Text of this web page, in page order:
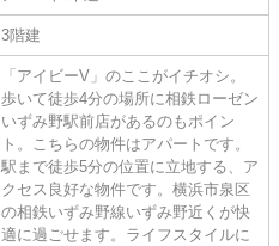
3階建
「アイビーV」のここがイチオシ。
歩いて徒歩4分の場所に相鉄ローゼン
いずみ野駅前店があるのもポイン
ト。こちらの物件はアパートです。
駅まで徒歩5分の位置に立地する、ア
クセス良好な物件です。横浜市泉区
の相鉄いずみ野線いずみ野近くが快
適に過ごせます。ライフスタイルに